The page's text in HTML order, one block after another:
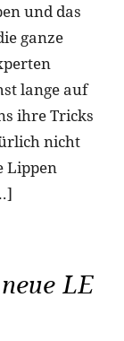
und das
ganze
lange auf
ihre Tricks
nicht
Lippen
LE